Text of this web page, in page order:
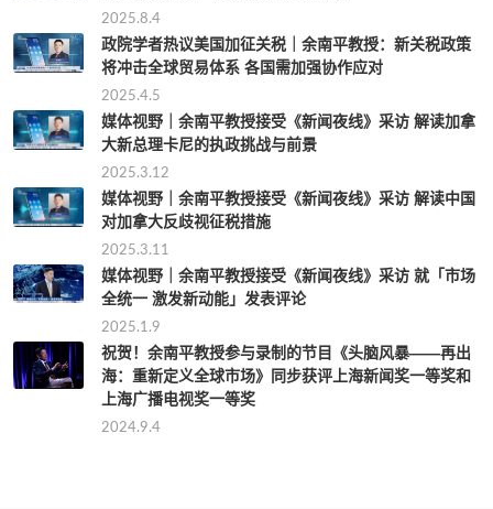
2025.8.4
政院学者热议美国加征关税｜余南平教授：新关税政策
将冲击全球贸易体系 各国需加强协作应对
2025.4.5
媒体视野｜余南平教授接受《新闻夜线》采访 解读加拿
大新总理卡尼的执政挑战与前景
2025.3.12
媒体视野｜余南平教授接受《新闻夜线》采访 解读中国
对加拿大反歧视征税措施
2025.3.11
媒体视野｜余南平教授接受《新闻夜线》采访 就「市场
全统一 激发新动能」发表评论
2025.1.9
祝贺！余南平教授参与录制的节目《头脑风暴——再出
海：重新定义全球市场》同步获评上海新闻奖一等奖和
上海广播电视奖一等奖
2024.9.4